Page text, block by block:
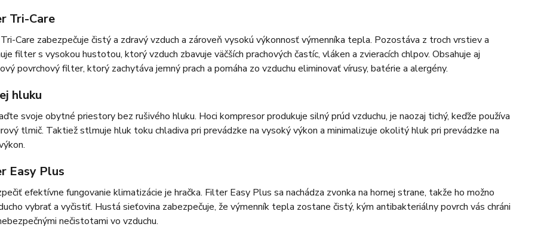
Tri-Care
Care zabezpečuje čistý a zdravý vzduch a zároveň vysokú výkonnosť výmenníka tepla. Pozostáva z troch vrstiev a
filter s vysokou hustotou, ktorý vzduch zbavuje väčších prachových častíc, vláken a zvieracích chlpov. Obsahuje aj
povrchový filter, ktorý zachytáva jemný prach a pomáha zo vzduchu eliminovať vírusy, batérie a alergény.
hluku
svoje obytné priestory bez rušivého hluku. Hoci kompresor produkuje silný prúd vzduchu, je naozaj tichý, keďže používa
tlmič. Taktiež stlmuje hluk toku chladiva pri prevádzke na vysoký výkon a minimalizuje okolitý hluk pri prevádzke na
Easy Plus
efektívne fungovanie klimatizácie je hračka. Filter Easy Plus sa nachádza zvonka na hornej strane, takže ho možno
vybrať a vyčistiť. Hustá sieťovina zabezpečuje, že výmenník tepla zostane čistý, kým antibakteriálny povrch vás chráni
nečistotami vo vzduchu.